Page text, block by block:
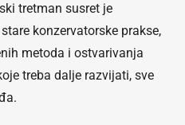
tretman susret je
konzervatorske prakse,
metoda i ostvarivanja
treba dalje razvijati, sve